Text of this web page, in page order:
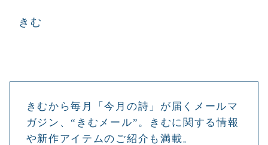
きむ
きむから毎月「今月の詩」が届くメールマ
ガジン、“きむメール”。きむに関する情報
や新作アイテムのご紹介も満載。